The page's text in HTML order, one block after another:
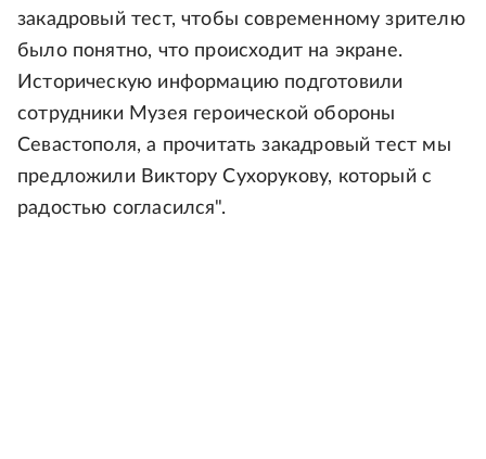
закадровый тест, чтобы современному зрителю
было понятно, что происходит на экране.
Историческую информацию подготовили
сотрудники Музея героической обороны
Севастополя, а прочитать закадровый тест мы
предложили Виктору Сухорукову, который с
радостью согласился".